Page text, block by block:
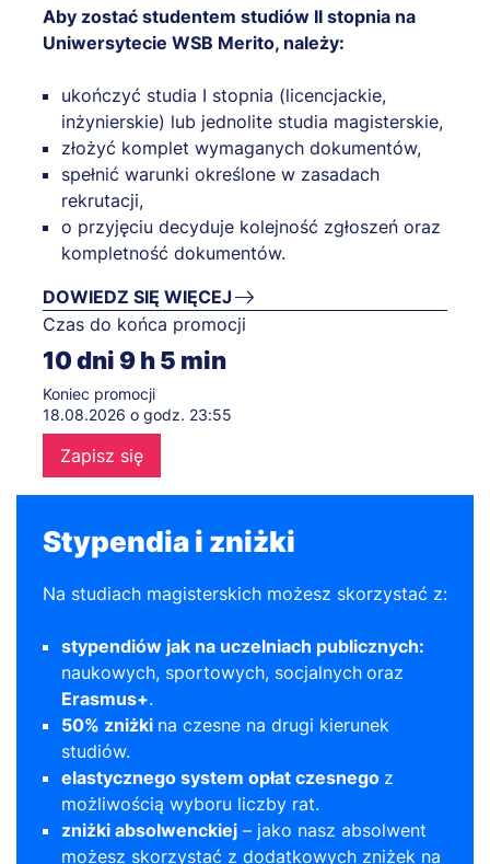
Aby zostać studentem studiów II stopnia na
Uniwersytecie WSB Merito, należy:
ukończyć studia I stopnia (licencjackie,
inżynierskie) lub jednolite studia magisterskie,
złożyć komplet wymaganych dokumentów,
spełnić warunki określone w zasadach
rekrutacji,
o przyjęciu decyduje kolejność zgłoszeń oraz
kompletność dokumentów.
DOWIEDZ SIĘ WIĘCEJ
Czas do końca promocji
10dni 9h5 min
Koniec promocji
18.08.2026 o godz. 23:55
Zapisz się
Stypendia i zniżki
Na studiach magisterskich możesz skorzystać z:
stypendiów jak na uczelniach publicznych:
naukowych, sportowych, socjalnych oraz
Erasmus+.
50% zniżki na czesne na drugi kierunek
studiów.
elastycznego system opłat czesnego z
możliwością wyboru liczby rat.
zniżki absolwenckiej – jako nasz absolwent
możesz skorzystać z dodatkowych zniżek na